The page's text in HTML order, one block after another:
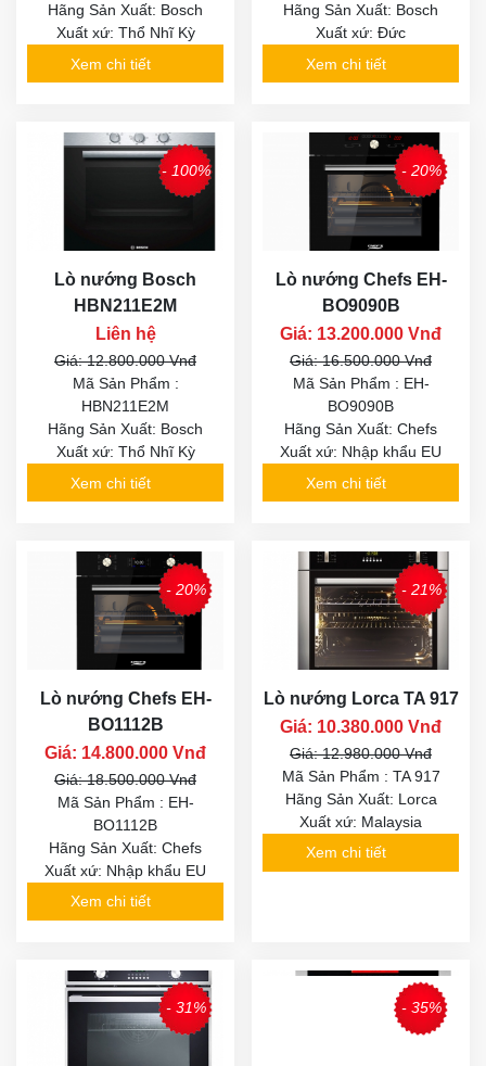
Hãng Sản Xuất: Bosch
Xuất xứ: Thổ Nhĩ Kỳ
Xem chi tiết
Hãng Sản Xuất: Bosch
Xuất xứ: Đức
Xem chi tiết
- 100%
Lò nướng Bosch
HBN211E2M
Liên hệ
Giá: 12.800.000 Vnđ
Mã Sản Phẩm :
HBN211E2M
Hãng Sản Xuất: Bosch
Xuất xứ: Thổ Nhĩ Kỳ
Xem chi tiết
- 20%
Lò nướng Chefs EH-
BO9090B
Giá: 13.200.000 Vnđ
Giá: 16.500.000 Vnđ
Mã Sản Phẩm : EH-
BO9090B
Hãng Sản Xuất: Chefs
Xuất xứ: Nhập khẩu EU
Xem chi tiết
- 20%
Lò nướng Chefs EH-
BO1112B
Giá: 14.800.000 Vnđ
Giá: 18.500.000 Vnđ
Mã Sản Phẩm : EH-
BO1112B
Hãng Sản Xuất: Chefs
Xuất xứ: Nhập khẩu EU
Xem chi tiết
- 21%
Lò nướng Lorca TA 917
Giá: 10.380.000 Vnđ
Giá: 12.980.000 Vnđ
Mã Sản Phẩm : TA 917
Hãng Sản Xuất: Lorca
Xuất xứ: Malaysia
Xem chi tiết
- 31% - 35%